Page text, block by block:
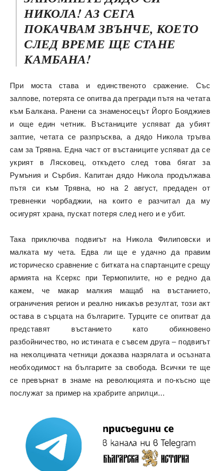
НИКОЛА! АЗ СЕГА
ПОКАЧВАМ ЗВЪНЧЕ, КОЕТО
СЛЕД ВРЕМЕ ЩЕ СТАНЕ
КАМБАНА!
При моста става и единственото сражение. Със
залпове, потерята се опитва да прегради пътя на четата
към Балкана. Ранени са знаменосецът Йорго Бояджиев
и още един четник. Въстаниците успяват да убият
заптие, четата се разпръсква, а дядо Никола тръгва
сам за Трявна. Една част от въстаниците успяват да се
укрият в Лясковец, откъдето след това бягат за
Румъния и Сърбия. Капитан дядо Никола продължава
пътя си към Трявна, но на 2 август, предаден от
тревненки чорбаджии, на които е разчитал да му
осигурят храна, пускат потеря след него и е убит.
Така приключва подвигът на Никола Филиповски и
малката му чета. Едва ли ще е удачно да правим
историческо сравнение с битката на спартанците срещу
армията на Ксеркс при Термопилите, но е редно да
кажем, че макар малкия мащаб на въстанието,
ограничения регион и реално никакъв резултат, този акт
остава в сърцата на българите. Турците се опитват да
представят въстанието като обикновено
разбойничество, но истината е съвсем друга – подвигът
на неколцината четници доказва назрялата и осъзната
необходимост на българите за свобода. Всички те ще
се превърнат в знаме на революцията и по-късно ще
послужат за пример на храбрите априлци…